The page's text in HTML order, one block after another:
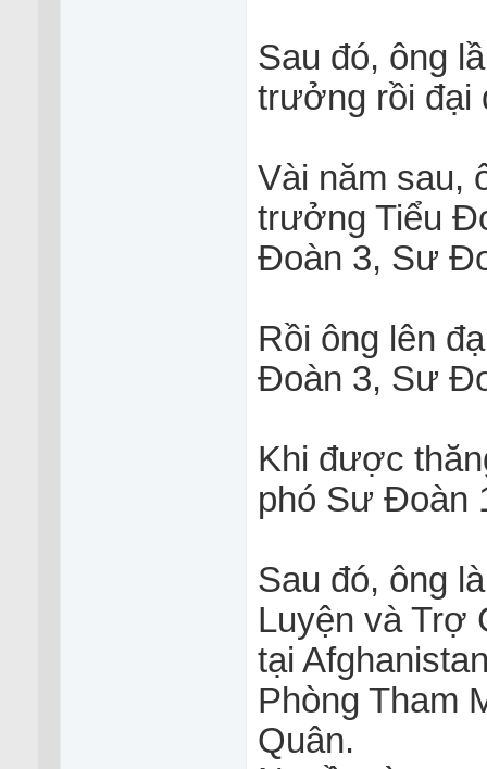
Sau đó, ông
trưởng rồi đại
Vài năm sau,
trưởng Tiểu
Đoàn 3, Sư
Rồi ông lên
Đoàn 3, Sư
Khi được
phó Sư Đoàn
Sau đó, ông
Luyện và Trợ
tại
Phòng Tham
Quân.